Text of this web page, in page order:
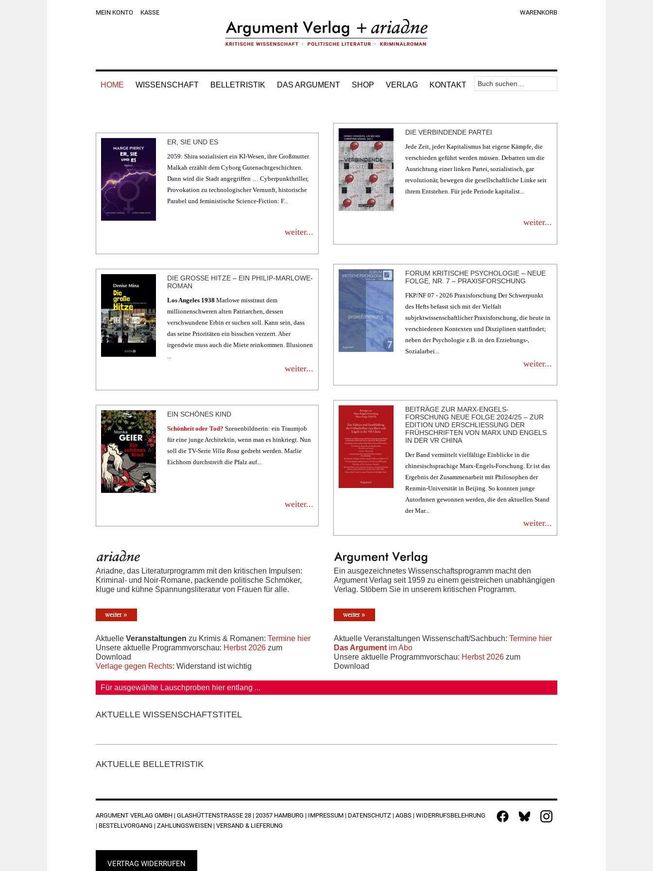
MEIN KONTO KASSE WARENKORB
HOME WISSENSCHAFT BELLETRISTIK DAS ARGUMENT SHOP VERLAG KONTAKT
Nav
Area
Suchen
nach:
ER, SIE UND ES
2059: Shira sozialisiert ein KI-Wesen, ihre Großmutter
Malkah erzählt dem Cyborg Gutenachtgeschichten.
Dann wird die Stadt angegriffen … Cyberpunkthriller,
Provokation zu technologischer Vernunft, historische
Parabel und feministische Science-Fiction: F...
weiter...
DIE GROSSE HITZE – EIN PHILIP-MARLOWE-R
OMAN
Los Angeles 1938 Marlowe misstraut dem
millionenschweren alten Patriarchen, dessen
verschwundene Erbin er suchen soll. Kann sein, dass
das seine Prioritäten ein bisschen verzerrt. Aber
irgendwie muss auch die Miete reinkommen. Illusionen
weiter...
EIN SCHÖNES KIND
Schönheit oder Tod? Szenenbildnerin: ein Traumjob
für eine junge Architektin, wenn man es hinkriegt. Nun
soll die TV-SerieVilla Rosa gedreht werden. Marlie
Eichhorn durchstreift die Pfalz auf...
weiter...
DIE VERBINDENDE PARTEI
Jede Zeit, jeder Kapitalismus hat eigene Kämpfe, die
verschieden geführt werden müssen. Debatten um die
Ausrichtung einer linken Partei, sozialistisch, gar
revolutionär, bewegen die gesellschaftliche Linke seit
ihrem Entstehen. Für jede Periode kapitalist...
weiter...
FORUM KRITISCHE PSYCHOLOGIE – NEUE
FOLGE, NR. 7 – PRAXISFORSCHUNG
FKP/NF 07 - 2026 Praxisforschung Der Schwerpunkt
des Hefts befasst sich mit der Vielfalt
subjektwissenschaftlicher Praxisforschung, die heute in
verschiedenen Kontexten und Disziplinen stattfindet;
neben der Psychologie z.B. in den Erziehungs-,
Sozialarbei...
weiter...
BEITRÄGE ZUR MARX-ENGELS-
FORSCHUNG NEUE FOLGE 2024/25 – ZUR
EDITION UND ERSCHLIESSUNG DER F
RÜHSCHRIFTEN VON MARX UND ENGELS I
N DER VR CHINA
Der Band vermittelt vielfältige Einblicke in die
chinesischsprachige Marx-Engels-Forschung. Er ist das
Ergebnis der Zusammenarbeit mit Philosophen der
Renmin-Universität in Beijing. So konnten junge
AutorInnen gewonnen werden, die den aktuellen Stand
der Mar...
weiter...
Ariadne, das Literaturprogramm mit den kritischen Impulsen:
Kriminal- und Noir-Romane, packende politische Schmöker,
kluge und kühne Spannungsliteratur von Frauen für alle.
Aktuelle Veranstaltungen zu Krimis & Romanen: Termine hier
Unsere aktuelle Programmvorschau: Herbst 2026 zum
Download
Verlage gegen Rechts: Widerstand ist wichtig
Ein ausgezeichnetes Wissenschaftsprogramm macht den
Argument Verlag seit 1959 zu einem geistreichen unabhängigen
Verlag. Stöbern Sie in unserem kritischen Programm.
Aktuelle Veranstaltungen Wissenschaft/Sachbuch: Termine hier
Das Argument im Abo
Unsere aktuelle Programmvorschau: Herbst 2026 zum
Download
Für ausgewählte Lauschproben hier entlang ...
AKTUELLE WISSENSCHAFTSTITEL
AKTUELLE BELLETRISTIK
FOOTER
ARGUMENT VERLAG GMBH | GLASHÜTTENSTRASSE 28 | 20357 HAMBURG | IMPRESSUM | DATENSCHUTZ | AGBS | WIDERRUFSBELEHRUNG
| BESTELLVORGANG | ZAHLUNGSWEISEN | VERSAND & LIEFERUNG
VERTRAG WIDERRUFEN